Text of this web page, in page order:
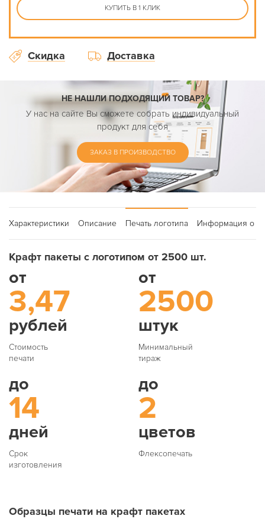
КУПИТЬ В 1 КЛИК
Скидка Доставка
НЕ НАШЛИ ПОДХОДЯЩИЙ ТОВАР?
У нас на сайте Вы сможете собрать индивидуальный
продукт для себя
ЗАКАЗ В ПРОИЗВОДСТВО
Характеристики Описание Печать логотипа Информация о
Крафт пакеты с логотипом от 2500 шт.
от
3,47
рублей
Стоимость
печати
от
2500
штук
Минимальный
тираж
до
14
дней
Срок
изготовления
до
2
цветов
Флексопечать
Образцы печати на крафт пакетах